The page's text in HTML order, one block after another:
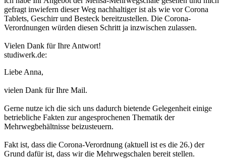
gefragt inwiefern dieser Weg nachhaltiger ist als wie vor Corona
Tablets, Geschirr und Besteck bereitzustellen. Die Corona-
Verordnungen würden diesen Schritt ja inzwischen zulassen.
Vielen Dank für Ihre Antwort!
studiwerk.de:
Liebe Anna,
vielen Dank für Ihre Mail.
Gerne nutze ich die sich uns dadurch bietende Gelegenheit einige
betriebliche Fakten zur angesprochenen Thematik der
Mehrwegbehältnisse beizusteuern.
Fakt ist, dass die Corona-Verordnung (aktuell ist es die 26.) der
Grund dafür ist, dass wir die Mehrwegschalen bereit stellen.